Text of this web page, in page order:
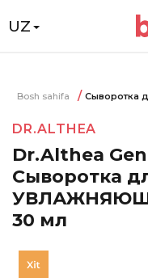
UZ
Bosh sahifa Сыворотка
DR.ALTHEA
Dr.Althea
Сыворотка
30 мл